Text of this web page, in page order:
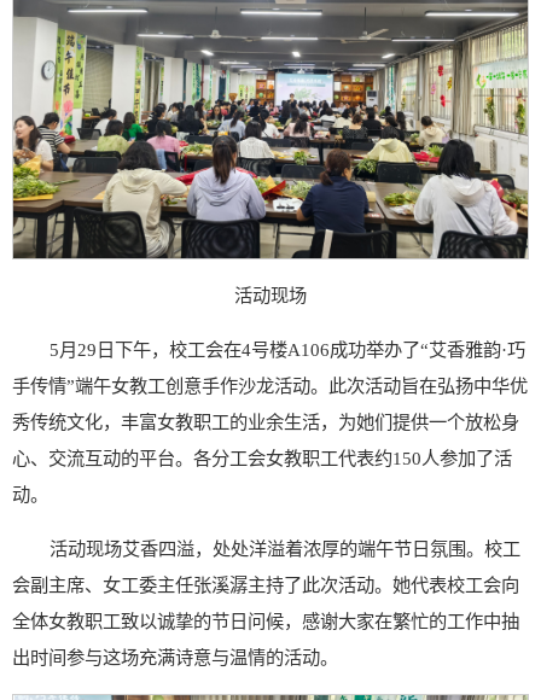
活动现场
5月29日下午，校工会在4号楼A106成功举办了“艾香雅韵·巧
手传情”端午女教工创意手作沙龙活动。此次活动旨在弘扬中华优
秀传统文化，丰富女教职工的业余生活，为她们提供一个放松身
心、交流互动的平台。各分工会女教职工代表约150人参加了活
动。
活动现场艾香四溢，处处洋溢着浓厚的端午节日氛围。校工
会副主席、女工委主任张溪潺主持了此次活动。她代表校工会向
全体女教职工致以诚挚的节日问候，感谢大家在繁忙的工作中抽
出时间参与这场充满诗意与温情的活动。